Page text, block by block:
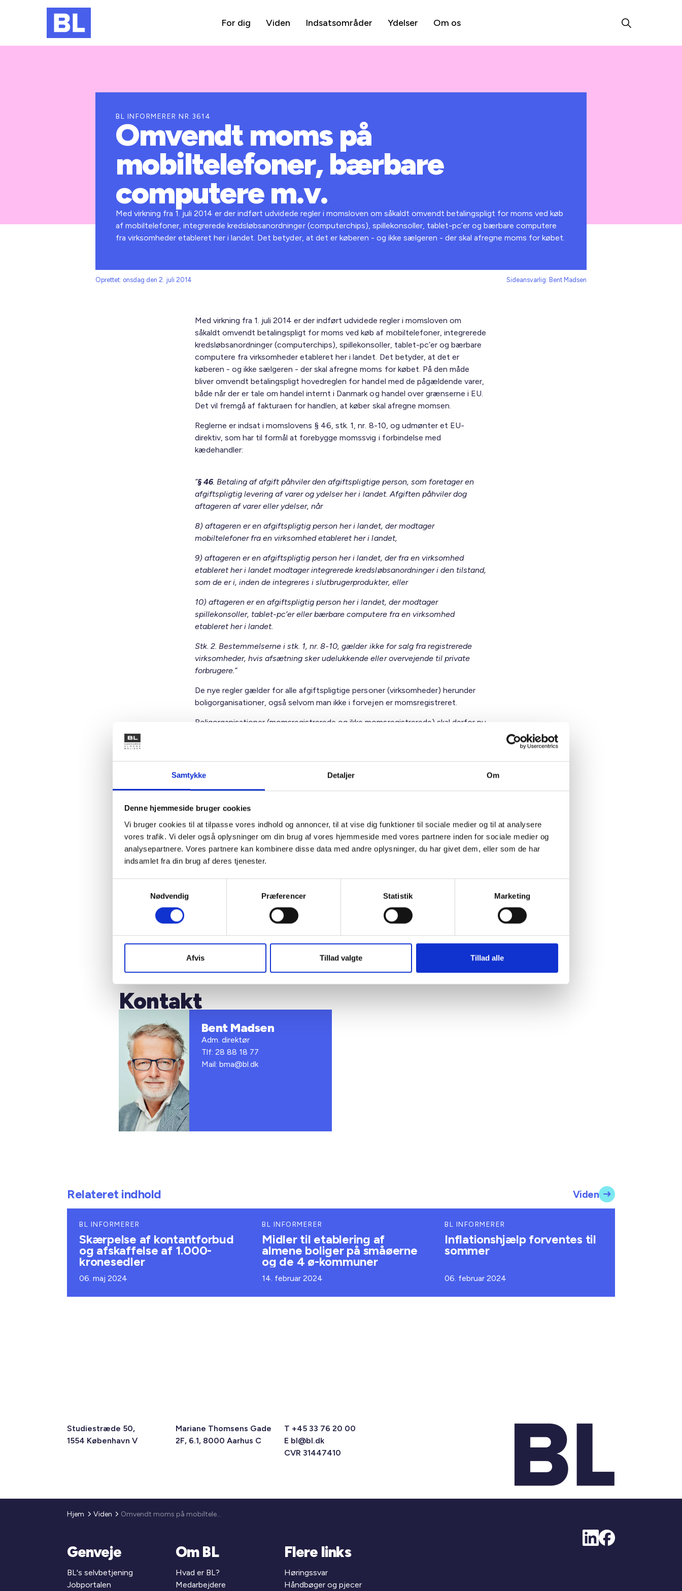
Samtykke Detaljer Om
Denne hjemmeside bruger cookies
Vi bruger cookies til at tilpasse vores indhold og annoncer, til at vise dig funktioner til sociale medier og til at analysere
vores trafik. Vi deler også oplysninger om din brug af vores hjemmeside med vores partnere inden for sociale medier og
analysepartnere. Vores partnere kan kombinere disse data med andre oplysninger, du har givet dem, eller som de har
indsamlet fra din brug af deres tjenester.
Nødvendig
Præferencer Statistik Marketing
Afvis Tillad valgte Tillad alle
For dig Viden Indsatsområder Ydelser Om os
BL INFORMERER NR.3614
Omvendt moms på
mobiltelefoner, bærbare
computere m.v.
Med virkning fra 1. juli 2014 er der indført udvidede regler i momsloven om såkaldt omvendt betalingspligt for moms ved køb
af mobiltelefoner, integrerede kredsløbsanordninger (computerchips), spillekonsoller, tablet-pc’er og bærbare computere
fra virksomheder etableret her i landet. Det betyder, at det er køberen - og ikke sælgeren - der skal afregne moms for købet.
Oprettet: onsdag den 2. juli 2014 Sideansvarlig: Bent Madsen
Med virkning fra 1. juli 2014 er der indført udvidede regler i momsloven om
såkaldt omvendt betalingspligt for moms ved køb af mobiltelefoner, integrerede
kredsløbsanordninger (computerchips), spillekonsoller, tablet-pc’er og bærbare
computere fra virksomheder etableret her i landet. Det betyder, at det er
køberen - og ikke sælgeren - der skal afregne moms for købet. På den måde
bliver omvendt betalingspligt hovedreglen for handel med de pågældende varer,
både når der er tale om handel internt i Danmark og handel over grænserne i EU.
Det vil fremgå af fakturaen for handlen, at køber skal afregne momsen.
Reglerne er indsat i momslovens § 46, stk. 1, nr. 8-10, og udmønter et EU-
direktiv, som har til formål at forebygge momssvig i forbindelse med
kædehandler:
”§ 46. Betaling af afgift påhviler den afgiftspligtige person, som foretager en
afgiftspligtig levering af varer og ydelser her i landet. Afgiften påhviler dog
aftageren af varer eller ydelser, når
8) aftageren er en afgiftspligtig person her i landet, der modtager
mobiltelefoner fra en virksomhed etableret her i landet,
9) aftageren er en afgiftspligtig person her i landet, der fra en virksomhed
etableret her i landet modtager integrerede kredsløbsanordninger i den tilstand,
som de er i, inden de integreres i slutbrugerprodukter, eller
10) aftageren er en afgiftspligtig person her i landet, der modtager
spillekonsoller, tablet-pc’er eller bærbare computere fra en virksomhed
etableret her i landet.
Stk. 2. Bestemmelserne i stk. 1, nr. 8-10, gælder ikke for salg fra registrerede
virksomheder, hvis afsætning sker udelukkende eller overvejende til private
forbrugere.”
De nye regler gælder for alle afgiftspligtige personer (virksomheder) herunder
boligorganisationer, også selvom man ikke i forvejen er momsregistreret.
Boligorganisationer (momsregistrerede og ikke momsregistrerede) skal derfor nu
omfatter angivelse og betaling af moms ved indenlandsk køb af de nævnte
varer.
Momsen skal angives i momsangivelsen som salgsmoms og skal indberettes
elektronisk via TastSelv.
Boligorganisationer kan efter momslovens § 46, stk. 2, undgå momsregistrering,
hvis købet sker hos en detailhandler eller en virksomhed, hvis omsætning
overvejende (mere end 50 %) sker til private. Ellers er der ikke fastsat nogen
undtagelser.
SKATs hjemmeside.
Kontakt
Bent Madsen
Adm. direktør
Tlf: 28 88 18 77
Mail: bma@bl.dk
Relateret indhold Viden
BL INFORMERER
Skærpelse af kontantforbud
og afskaffelse af 1.000-
kronesedler
06. maj 2024
BL INFORMERER
Midler til etablering af
almene boliger på småøerne
og de 4 ø-kommuner
14. februar 2024
BL INFORMERER
Inflationshjælp forventes til
sommer
06. februar 2024
Studiestræde 50,
1554 København V
Mariane Thomsens Gade
2F, 6.1, 8000 Aarhus C
T +45 33 76 20 00
E bl@bl.dk
CVR 31447410
Hjem Viden Omvendt moms på mobiltelefoner, bærbare computere m.v.
Genveje
BL's selvbetjening
Jobportalen
Om BL
Hvad er BL?
Medarbejdere
Flere links
Høringssvar
Håndbøger og pjecer